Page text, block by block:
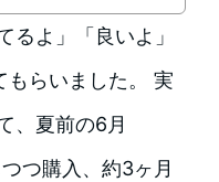
るよ」「良いよ」
もらいました。 実
、夏前の6月
つ購入、約3ヶ月